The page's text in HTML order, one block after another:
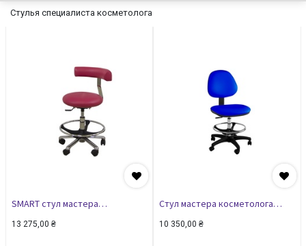
Стулья специалиста косметолога
SMART стул мастера
косметолога
13 275,00 ₴
Стул мастера косметолога
средний
10 350,00 ₴